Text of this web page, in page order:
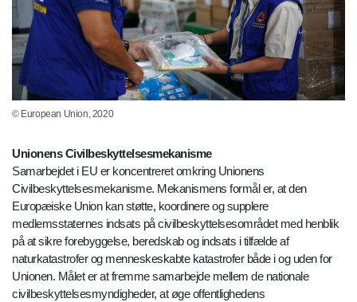
© European Union, 2020
Unionens Civilbeskyttelsesmekanisme
Samarbejdet i EU er koncentreret omkring Unionens
Civilbeskyttelsesmekanisme. Mekanismens formål er, at den
Europæiske Union kan støtte, koordinere og supplere
medlemsstaternes indsats på civilbeskyttelsesområdet med henblik
på at sikre forebyggelse, beredskab og indsats i tilfælde af
naturkatastrofer og menneskeskabte katastrofer både i og uden for
Unionen. Målet er at fremme samarbejde mellem de nationale
civilbeskyttelsesmyndigheder, at øge offentlighedens